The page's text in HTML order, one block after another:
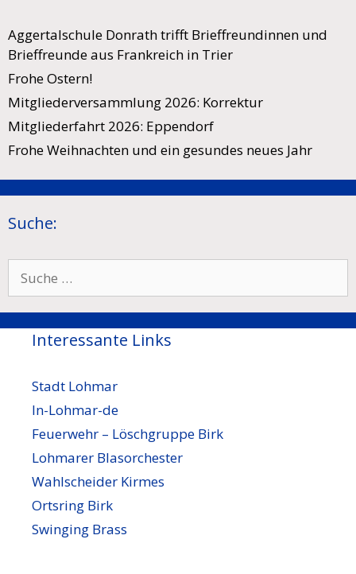
Aggertalschule Donrath trifft Brieffreundinnen und
Brieffreunde aus Frankreich in Trier
Frohe Ostern!
Mitgliederversammlung 2026: Korrektur
Mitgliederfahrt 2026: Eppendorf
Frohe Weihnachten und ein gesundes neues Jahr
Suche:
nach:
Interessante Links
Stadt Lohmar
In-Lohmar-de
Feuerwehr – Löschgruppe Birk
Lohmarer Blasorchester
Wahlscheider Kirmes
Ortsring Birk
Swinging Brass